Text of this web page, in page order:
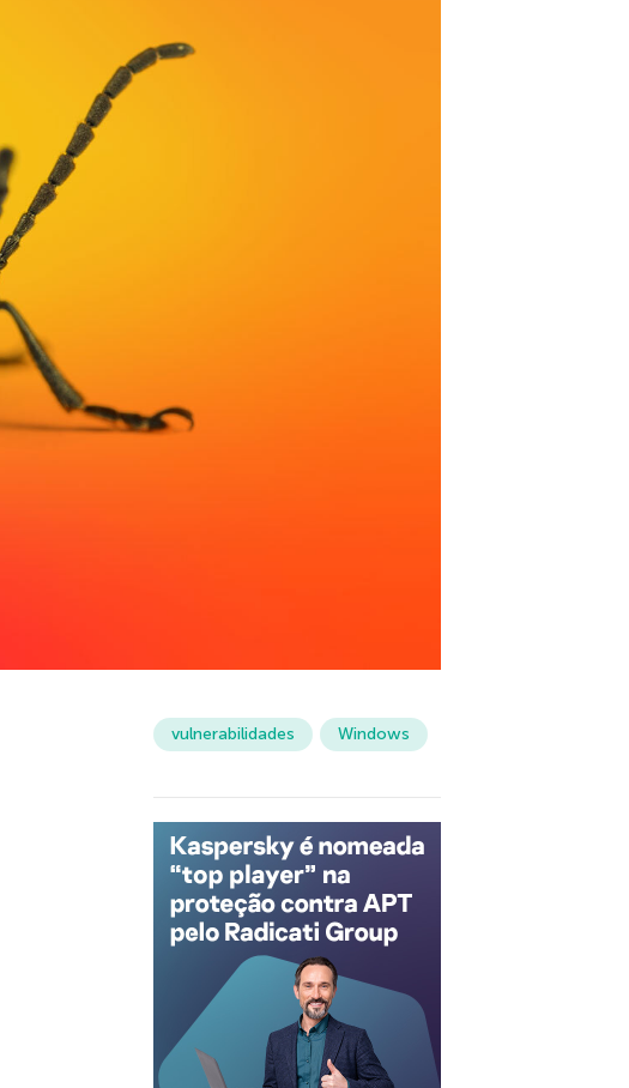
vulnerabilidades Windows